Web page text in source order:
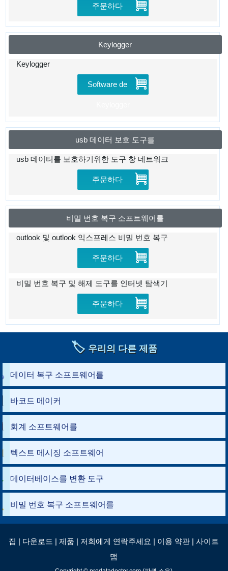
주문하다
Keylogger
Keylogger
Software de
usb 데이터 보호 도구를
usb 데이터를 보호하기위한 도구 창 네트워크
주문하다
비밀 번호 복구 소프트웨어를
outlook 및 outlook 익스프레스 비밀 번호 복구
주문하다
비밀 번호 복구 및 해제 도구를 인터넷 탐색기
주문하다
🏷️ 우리의 다른 제품
데이터 복구 소프트웨어를
바코드 메이커
회계 소프트웨어를
텍스트 메시징 소프트웨어
데이터베이스를 변환 도구
비밀 번호 복구 소프트웨어를
집 | 다운로드 |제품 | 저희에게 연락주세요 | 이용 약관 |사이트
맵